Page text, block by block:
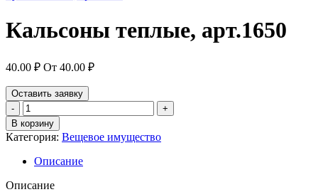
Кальсоны теплые, арт.1650
40.00 ₽ От 40.00 ₽
Оставить заявку
Количество
товара
Кальсоны
теплые,
арт.1650
В корзину
Категория: Вещевое имущество
Описание
Описание